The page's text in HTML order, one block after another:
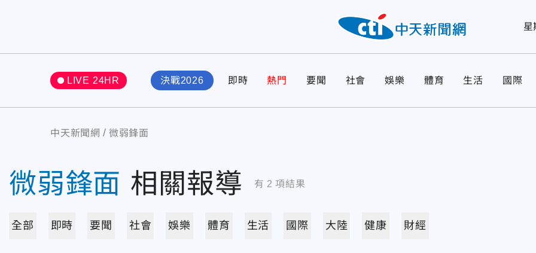
星
LIVE 24HR 決戰2026 即時 熱門 要聞 社會 娛樂 體育 生活 國際
中天新聞網 微弱鋒面
微弱鋒面 相關報導 有 2 項結果
全部 即時 要聞 社會 娛樂 體育 生活 國際 大陸 健康 財經